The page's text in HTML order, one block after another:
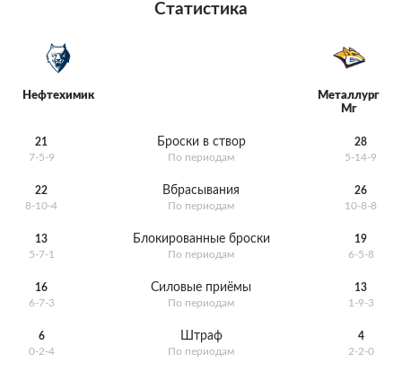
Статистика
Нефтехимик
Металлург
Мг
21
7-5-9
Броски в створ
По периодам
28
5-14-9
22
8-10-4
Вбрасывания
По периодам
26
10-8-8
13
5-7-1
Блокированные броски
По периодам
19
6-5-8
16
6-7-3
Силовые приёмы
По периодам
13
1-9-3
6
0-2-4
Штраф
По периодам
4
2-2-0